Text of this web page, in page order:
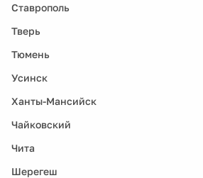
Ставрополь
Тверь
Тюмень
Усинск
Ханты-Мансийск
Чайковский
Чита
Шерегеш